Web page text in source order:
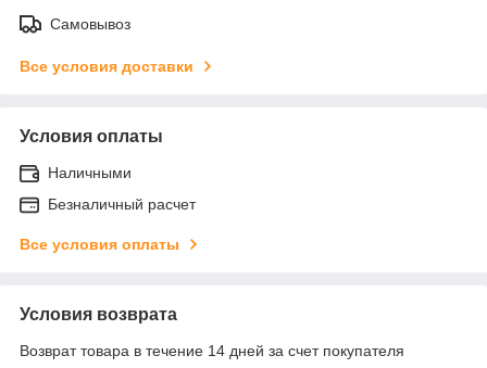
Самовывоз
Все условия доставки
Условия оплаты
Наличными
Безналичный расчет
Все условия оплаты
Условия возврата
Возврат товара в течение 14 дней за счет покупателя